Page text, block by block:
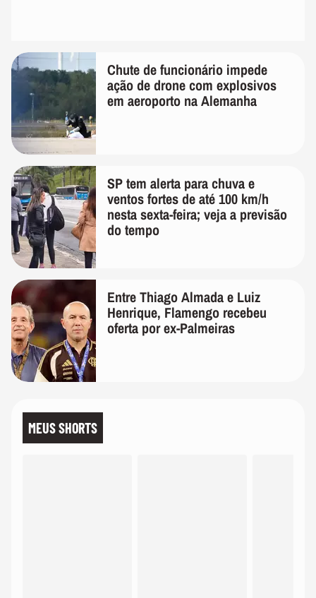
Chute de funcionário impede
ação de drone com explosivos
em aeroporto na Alemanha
SP tem alerta para chuva e
ventos fortes de até 100 km/h
nesta sexta-feira; veja a previsão
do tempo
Entre Thiago Almada e Luiz
Henrique, Flamengo recebeu
oferta por ex-Palmeiras
MEUS SHORTS